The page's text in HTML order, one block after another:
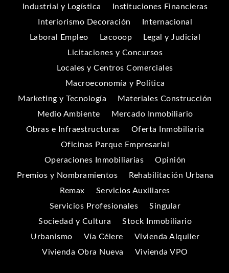
Industrial y Logística
Instituciones Financieras
Interiorismo Decoración
Internacional
Laboral Empleo
Lacooop
Legal y Judicial
Licitaciones y Concursos
Locales y Centros Comerciales
Macroeconomía y Política
Marketing y Tecnología
Materiales Construcción
Medio Ambiente
Mercado Inmobiliario
Obras e Infraestructuras
Oferta Inmobiliaria
Oficinas Parque Empresarial
Operaciones Inmobiliarias
Opinión
Premios y Nombramientos
Rehabilitación Urbana
Remax
Servicios Auxiliares
Servicios Profesionales
Singular
Sociedad y Cultura
Stock Inmobiliario
Urbanismo
Vía Célere
Vivienda Alquiler
Vivienda Obra Nueva
Vivienda VPO